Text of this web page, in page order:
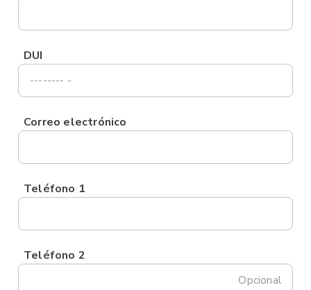
DUI
Correo electrónico
Teléfono 1
Teléfono 2
Opcional